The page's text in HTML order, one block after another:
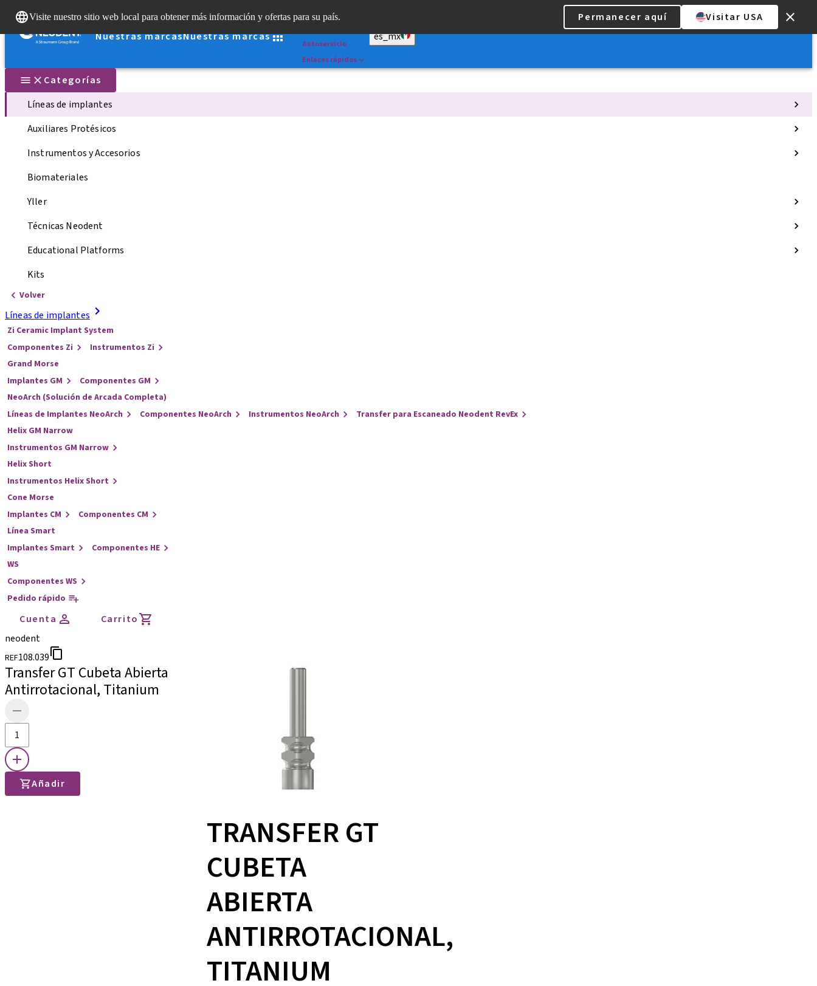
Visite nuestro sitio web local para obtener más información y ofertas para su país. Permanecer aquí
Visitar USA
Nuestras marcasNuestras marcas
Dr. Portal
Autoservicio
Enlaces rápidos
es_mx
Categorías
Líneas de implantes
Auxiliares Protésicos
Instrumentos y Accesorios
Biomateriales
Yller
Técnicas Neodent
Educational Platforms
Kits
Volver
Líneas de implantes
Zi Ceramic Implant System
Componentes Zi
Instrumentos Zi
Grand Morse
Implantes GM
Componentes GM
NeoArch (Solución de Arcada Completa)
Líneas de Implantes NeoArch
Componentes NeoArch Instrumentos NeoArch
Transfer para Escaneado Neodent RevEx
Helix GM Narrow
Instrumentos GM Narrow
Helix Short
Instrumentos Helix Short
Cone Morse
Implantes CM
Componentes CM
Línea Smart
Implantes Smart
Componentes HE
WS
Componentes WS
Pedido rápido
Cuenta
Carrito
neodent
REF108.039
Transfer GT Cubeta Abierta
Antirrotacional, Titanium
Añadir
TRANSFER GT
CUBETA
ABIERTA
ANTIRROTACIONAL,
TITANIUM